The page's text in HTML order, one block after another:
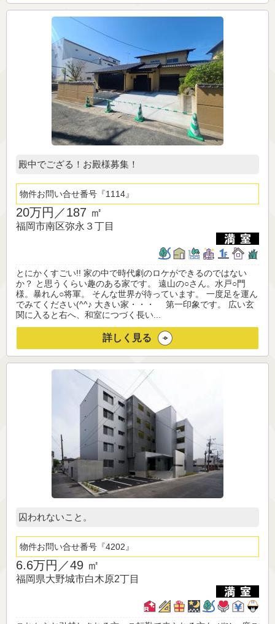
殿中でござる！お殿様募集！
物件お問い合せ番号 1114
20万円／187 ㎡
福岡市南区弥永３丁目
とにかくすごい!! 家の中で時代劇のロケができるのではない
か？ と思うくらい趣のある家です。 遠山の○さん。水戸○門
様。暴れん○将軍。 そんな世界が待っています。 一度足を運ん
でみてください(^^♪ 大きい家・・・ 第一印象です。 広い玄
関に入ると右へ、和室につづく長い...
詳しく見る
囚われないこと。
物件お問い合せ番号 4202
6.6万円／49 ㎡
福岡県大野城市白木原2丁目